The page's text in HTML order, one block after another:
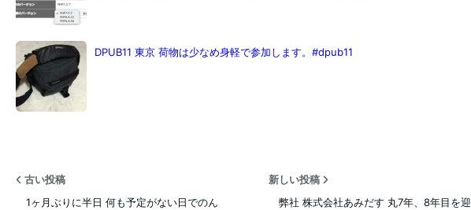
DPUB11 東京 荷物は少なめ身軽で参加します。#dpub11
古い投稿
1ヶ月ぶりに半日 何も予定がない日でのん
新しい投稿
弊社 株式会社あみだす 丸7年、8年目を迎